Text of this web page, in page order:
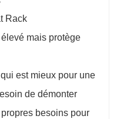
Rack
mais protège
est mieux pour une
de démonter
besoins pour